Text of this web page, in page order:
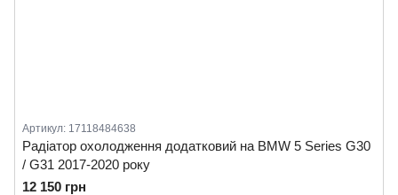
Артикул: 17118484638
Радіатор охолодження додатковий на BMW 5 Series G30
/ G31 2017-2020 року
12 150 грн